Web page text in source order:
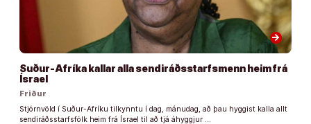
arrow_forward
Suður-Afríka kallar alla sendiráðsstarfsmenn heim frá
Ísrael
Friður
Stjórnvöld í Suður-Afríku tilkynntu í dag, mánudag, að þau hyggist kalla allt
sendiráðsstarfsfólk heim frá Ísrael til að tjá áhyggjur …